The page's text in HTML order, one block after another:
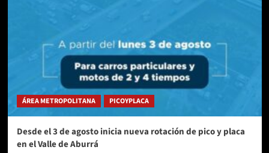
ÁREA METROPOLITANA PICOYPLACA
Desde el 3 de agosto inicia nueva rotación de pico y placa
en el Valle de Aburrá